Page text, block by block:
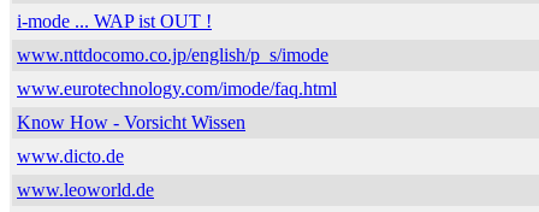
i-mode ... WAP ist OUT !
www.nttdocomo.co.jp/english/p_s/imode
www.eurotechnology.com/imode/faq.html
Know How - Vorsicht Wissen
www.dicto.de
www.leoworld.de